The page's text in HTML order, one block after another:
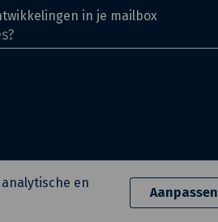
in je mailbox
en
Aanpassen